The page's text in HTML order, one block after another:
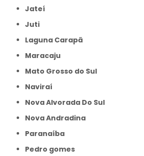
Jateí
Juti
Laguna Carapã
Maracaju
Mato Grosso do Sul
Naviraí
Nova Alvorada Do Sul
Nova Andradina
Paranaíba
Pedro gomes